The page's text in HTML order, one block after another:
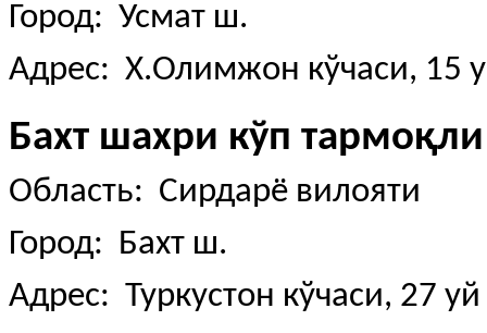
Город: Усмат ш.
Адрес: Х.Олимжон кўчаси, 15
Бахт шахри кўп
Область: Сирдарё вилояти
Город: Бахт ш.
Адрес: Туркустон кўчаси, 27 уй